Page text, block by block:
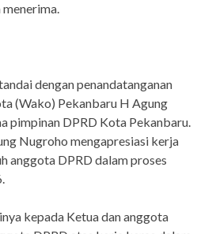
dengan penandatanganan
(Wako) Pekanbaru H Agung
pimpinan DPRD Kota Pekanbaru.
Nugroho mengapresiasi kerja
anggota DPRD dalam proses
kepada Ketua dan anggota